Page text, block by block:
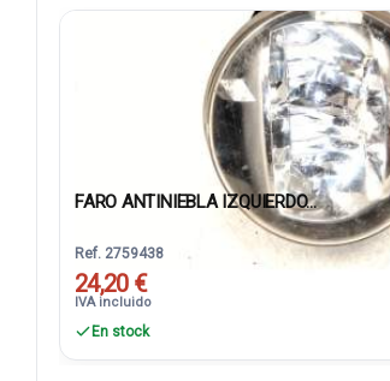
FARO ANTINIEBLA IZQUIERDO...
Ref. 2759438
24,20 €
IVA incluido
En stock